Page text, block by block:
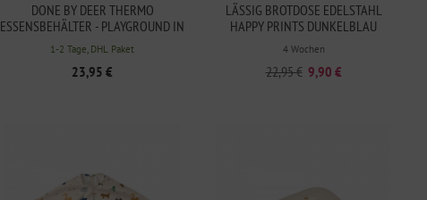
DONE BY DEER THERMO
ESSENSBEHÄLTER - PLAYGROUND IN
GRÜN
1-2 Tage, DHL Paket
23,95 €
LÄSSIG BROTDOSE EDELSTAHL
HAPPY PRINTS DUNKELBLAU
4 Wochen
22,95 € 9,90 €